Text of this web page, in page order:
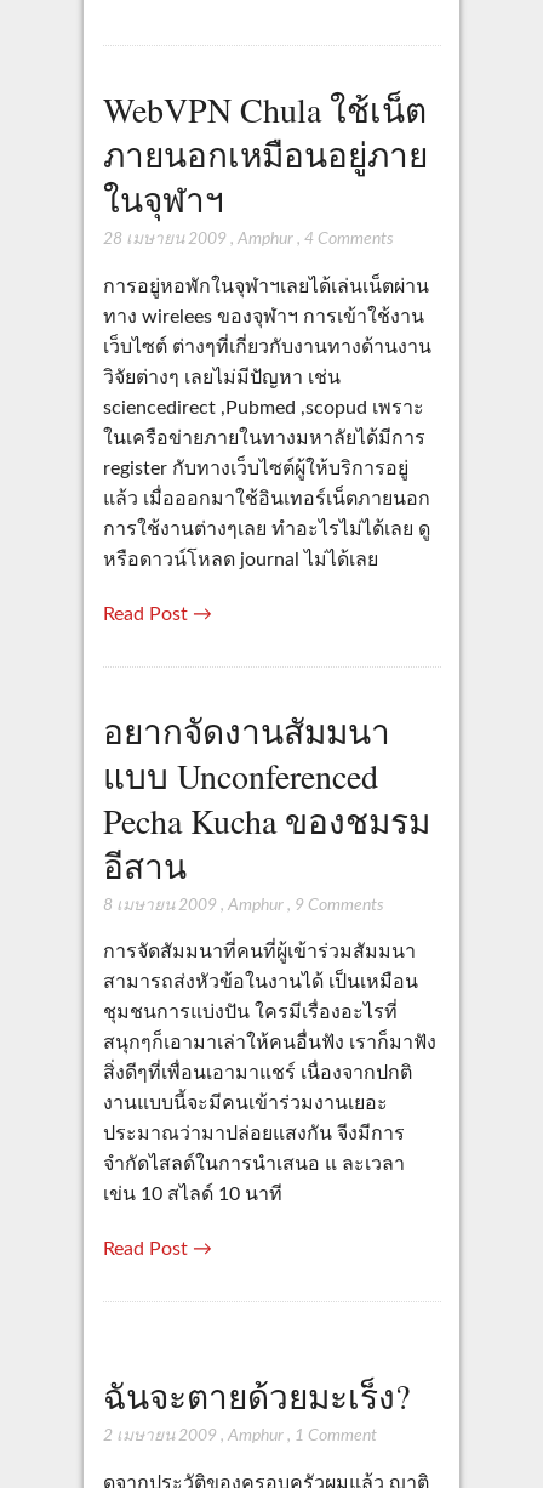
WebVPN Chula ใช้เน็ต
ภายนอกเหมือนอยู่ภาย
ในจุฬาฯ
28 เมษายน 2009 , Amphur, 4 Comments
การอยู่หอพักในจุฬาฯเลยได้เล่นเน็ตผ่าน
ทาง wirelees ของจุฬาฯ การเข้าใช้งาน
เว็บไซต์ ต่างๆที่เกี่ยวกับงานทางด้านงาน
วิจัยต่างๆ เลยไม่มีปัญหา เช่น
sciencedirect ,Pubmed ,scopud เพราะ
ในเครือข่ายภายในทางมหาลัยได้มีการ
register กับทางเว็บไซต์ผู้ให้บริการอยู่
แล้ว เมื่อออกมาใช้อินเทอร์เน็ตภายนอก
การใช้งานต่างๆเลย ทำอะไรไม่ได้เลย ดู
หรือดาวน์โหลด journal ไม่ได้เลย
Read Post →
อยากจัดงานสัมมนา
แบบ Unconferenced
Pecha Kucha ของชมรม
อีสาน
8 เมษายน 2009 , Amphur, 9 Comments
การจัดสัมมนาที่คนที่ผู้เข้าร่วมสัมมนา
สามารถส่งหัวข้อในงานได้ เป็นเหมือน
ชุมชนการแบ่งปัน ใครมีเรื่องอะไรที่
สนุกๆก็เอามาเล่าให้คนอื่นฟัง เราก็มาฟัง
สิ่งดีๆที่เพื่อนเอามาแชร์ เนื่องจากปกติ
งานแบบนี้จะมีคนเข้าร่วมงานเยอะ
ประมาณว่ามาปล่อยแสงกัน จีงมีการ
จำกัดไสลด์ในการนำเสนอ แ ละเวลา
เข่น 10 สไลด์ 10 นาที
Read Post →
ฉันจะตายด้วยมะเร็ง?
2 เมษายน 2009 , Amphur, 1 Comment
ดูจากประวัติของครอบครัวผมแล้ว ญาติ